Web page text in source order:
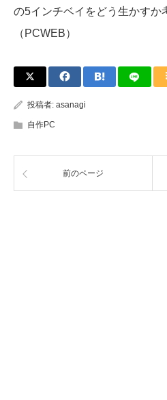
の5インチベイをどう生かすか
（PCWEB）
投稿者: asanagi
自作PC
前のページ